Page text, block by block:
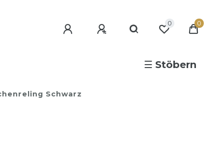
0
0
☰ Stöbern
Schwarz